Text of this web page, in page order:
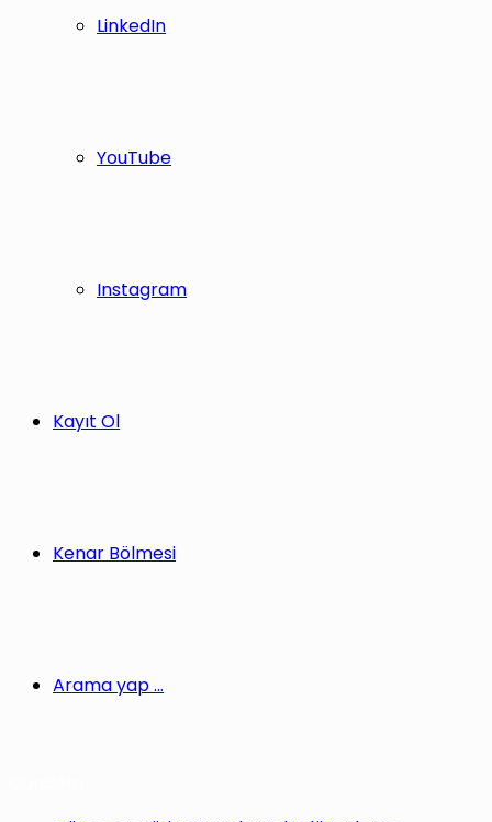
LinkedIn
YouTube
Instagram
Kayıt Ol
Kenar Bölmesi
Arama yap ...